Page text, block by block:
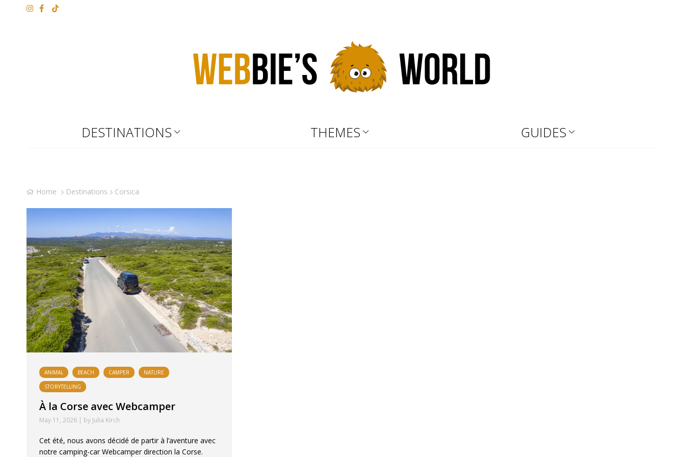
DESTINATIONS THEMES GUIDES
Home Destinations Corsica
ANIMAL BEACH CAMPER
NATURE
STORYTELLING
À la Corse avec Webcamper
May 11, 2026 | by Julia Kirch
Cet été, nous avons décidé de partir à l’aventure avec
notre camping-car Webcamper direction la Corse.